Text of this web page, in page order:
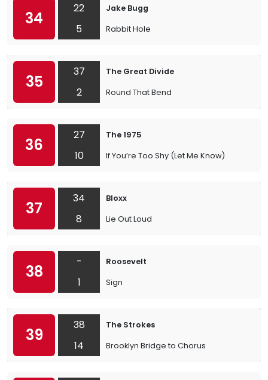
34
22
5
Jake Bugg
Rabbit Hole
35
37
2
The Great Divide
Round That Bend
36
27
10
The 1975
If You’re Too Shy (Let Me Know)
37
34
8
Bloxx
Lie Out Loud
38
-
1
Roosevelt
Sign
39
38
14
The Strokes
Brooklyn Bridge to Chorus